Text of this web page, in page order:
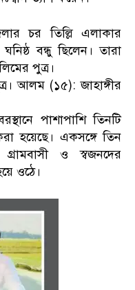
চর তিল্লি এলাকার
বন্ধু ছিলেন। তারা
পুত্র।
আলম (১৫): জাহাঙ্গীর
পাশাপাশি তিনটি
হয়েছে। একসঙ্গে তিন
ও স্বজনদের
ওঠে।